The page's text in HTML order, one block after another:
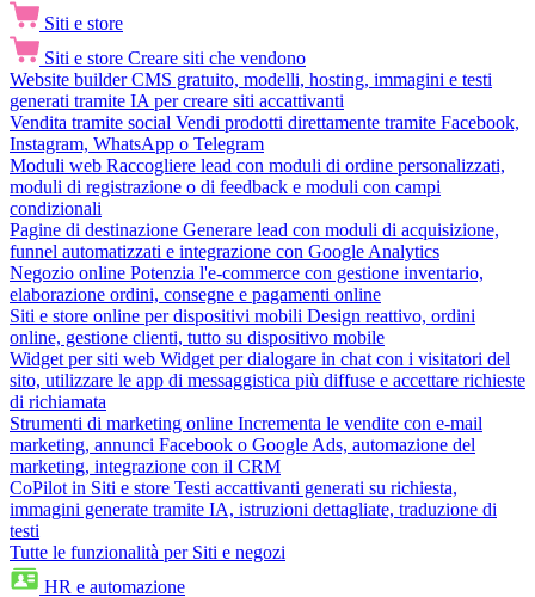
Siti e store
Siti e store Creare siti che vendono
Website builder CMS gratuito, modelli, hosting, immagini e testi
generati tramite IA per creare siti accattivanti
Vendita tramite social Vendi prodotti direttamente tramite Facebook,
Instagram, WhatsApp o Telegram
Moduli web Raccogliere lead con moduli di ordine personalizzati,
moduli di registrazione o di feedback e moduli con campi
condizionali
Pagine di destinazione Generare lead con moduli di acquisizione,
funnel automatizzati e integrazione con Google Analytics
Negozio online Potenzia l'e-commerce con gestione inventario,
elaborazione ordini, consegne e pagamenti online
Siti e store online per dispositivi mobili Design reattivo, ordini
online, gestione clienti, tutto su dispositivo mobile
Widget per siti web Widget per dialogare in chat con i visitatori del
sito, utilizzare le app di messaggistica più diffuse e accettare richieste
di richiamata
Strumenti di marketing online Incrementa le vendite con e-mail
marketing, annunci Facebook o Google Ads, automazione del
marketing, integrazione con il CRM
CoPilot in Siti e store Testi accattivanti generati su richiesta,
immagini generate tramite IA, istruzioni dettagliate, traduzione di
testi
Tutte le funzionalità per Siti e negozi
HR e automazione